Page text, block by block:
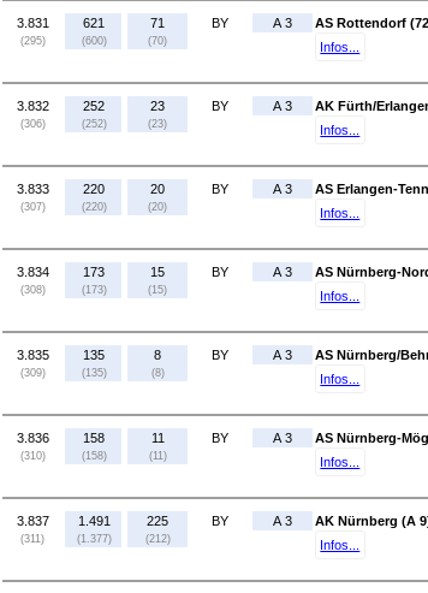
3.831
(295)
621
(600)
71
(70)
BY A 3
AS Rottendorf
Infos...
3.832
(306)
252
(252)
23
(23)
BY A 3
AK Fürth/
Infos...
3.833
(307)
220
(220)
20
(20)
BY A 3
AS Erlangen-
Infos...
3.834
(308)
173
(173)
15
(15)
BY A 3
AS Nürnberg-
Infos...
3.835
(309)
135
(135)
8
(8)
BY A 3
AS Nürnberg/
Infos...
3.836
(310)
158
(158)
11
(11)
BY A 3
AS Nürnberg-
Infos...
3.837
(311)
1.491
(1.377)
225
(212)
BY A 3
AK Nürnberg (A
Infos...